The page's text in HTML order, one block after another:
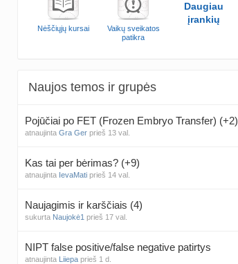
Nėščiųjų kursai
Vaikų sveikatos
patikra
Daugiau
įrankių
Naujos temos ir grupės
Pojūčiai po FET (Frozen Embryo Transfer) (+2)
atnaujinta Gra Ger prieš 13 val.
Kas tai per bėrimas? (+9)
atnaujinta IevaMati prieš 14 val.
Naujagimis ir karščiais (4)
sukurta Naujokė1 prieš 17 val.
NIPT false positive/false negative patirtys
atnaujinta Liiepa prieš 1 d.